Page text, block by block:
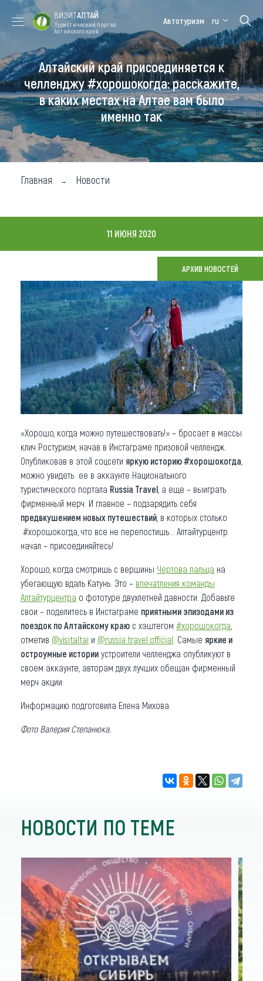
Форум VISIT
ALTAI
Цветение
маральника
Медицинский
форум
Алтайская
зимовка
Туры
Где побывать
Чем заняться
Где остановиться
Что привезти (сувениры)
О регионе
Коллекция впечатлений
Другие рубрики
ВИЗИТАЛТАЙ
Туристический портал
Алтайского края
Автотуризм ru
Алтайский край присоединяется к
челленджу #хорошокогда: расскажите,
в каких местах на Алтае вам было
именно так
Главная Новости
11 ИЮНЯ 2020
АРХИВ НОВОСТЕЙ
«Хорошо, когда можно путешествовать!» – бросает в массы
клич Ростуризм, начав в Инстаграме призовой челлендж.
Опубликовав в этой соцсети яркую историю #хорошокогда
можно увидеть ее в аккаунте Национального
туристического портала Russia Travel , а еще – выиграть
фирменный мерч. И главное – подзарядить себя
предвкушением новых путешествий , в которых столько
#хорошокогда, что все не перепостишь… Алтайтурцентр
начал – присоединяйтесь!
Хорошо, когда смотришь с вершины Чертова пальца на
убегающую вдаль Катунь. Это – впечатления команды
Алтайтурцентра о фототуре двухлетней давности. Добавьте
свои – поделитесь в Инстаграме приятными эпизодами из
поездок по Алтайскому краю с хэштегом #хорошокогда
отметив @visitaltai и @russia.travel.official . Самые яркие и
остроумные истории устроители челленджа опубликуют в
своем аккаунте, авторам двух лучших обещан фирменный
мерч акции.
Информацию подготовила Елена Михова.
Фото Валерия Степанюка.
НОВОСТИ ПО ТЕМЕ